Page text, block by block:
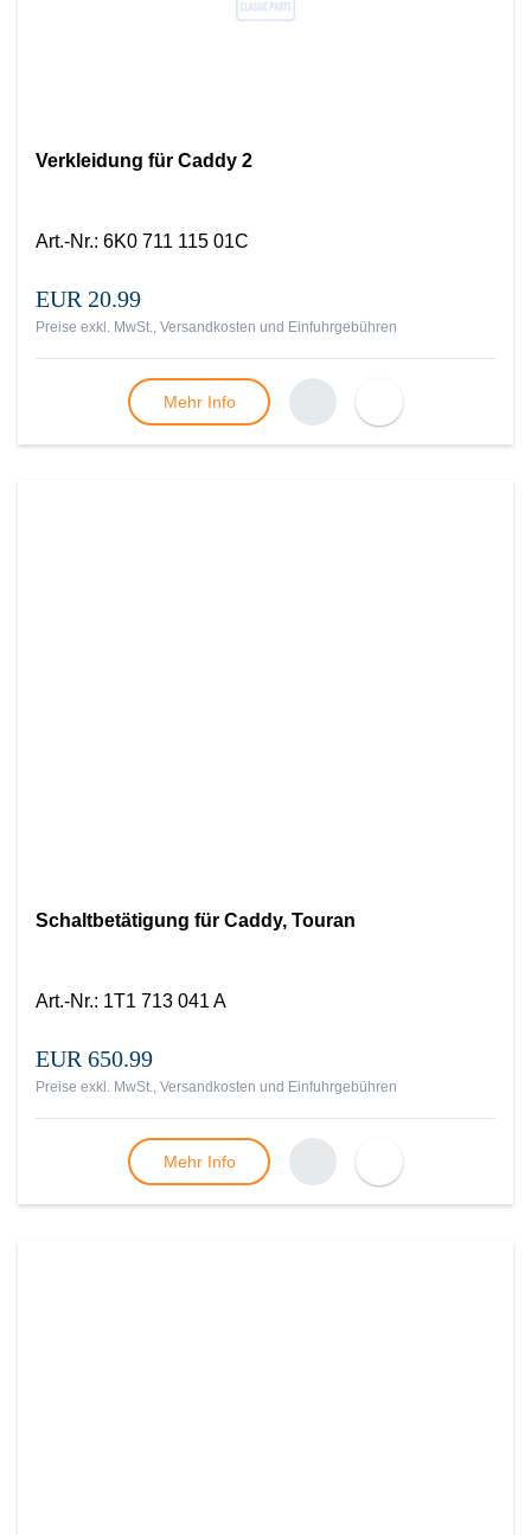
Verkleidung für Caddy 2
Art.-Nr.: 6K0 711 115 01C
EUR 20.99
Preise exkl. MwSt., Versandkosten und Einfuhrgebühren
Mehr Info
Schaltbetätigung für Caddy, Touran
Art.-Nr.: 1T1 713 041 A
EUR 650.99
Preise exkl. MwSt., Versandkosten und Einfuhrgebühren
Mehr Info